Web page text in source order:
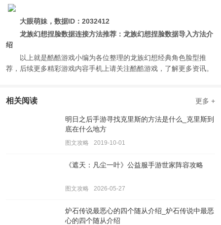
大眼萌妹，数据ID：2032412
龙族幻想捏脸数据连接方法推荐：龙族幻想捏脸数据导入方法介
绍
以上就是酷酷游戏小编为各位整理的龙族幻想经典角色脸型推
荐，后续更多精彩游戏内容手机上请关注酷酷游戏，了解更多资讯。
相关阅读 更多 +
明日之后手游寻找克里斯的方法是什么_克里斯到
底在什么地方
图文攻略 2019-10-01
《遮天：凡尘一叶》公益服手游世家阵容攻略
图文攻略 2026-05-27
炉石传说最恶心的四个随从介绍_炉石传说中最恶
心的四个随从介绍